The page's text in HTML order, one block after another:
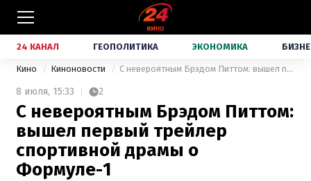
24 КАНАЛ ГЕОПОЛИТИКА ЭКОНОМИКА
Кино Киноновости С невероятным Брэдом Питтом: вышел первый трейлер спортивной драмы о Формуле-1
8 июля, 15:33 2
С невероятным Брэдом Питтом:
вышел первый трейлер
спортивной драмы о
Формуле-1